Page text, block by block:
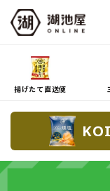
揚げたて直送便